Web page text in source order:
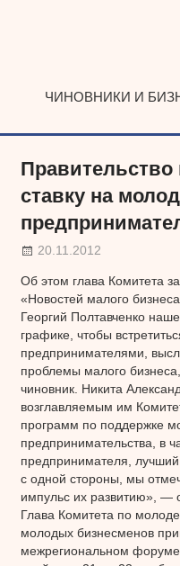
ЧИНОВНИКИ И
Правительство
ставку на
20.11.2012
Об этом глава Комитета
«Новостей малого
Георгий Полтавченко
графике, чтобы
предпринимателями,
проблемы малого
чиновник. Никита
возглавляемым им
программ по поддержке
предпринимательства, в
предпринимателя, лучший
с одной стороны, мы
импульс их развитию», —
Глава Комитета по
молодых бизнесменов
межрегиональном